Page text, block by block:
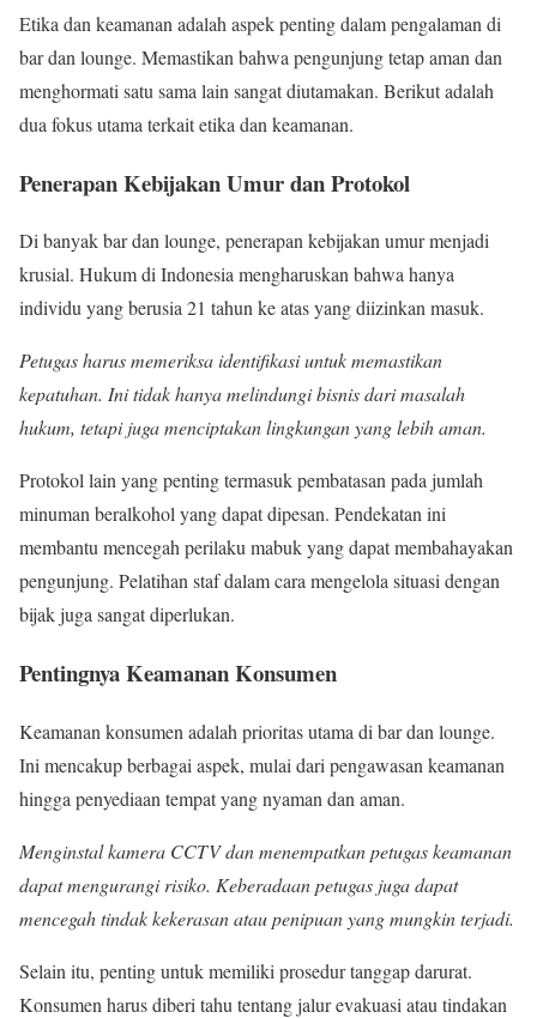
Etika dan keamanan adalah aspek penting dalam pengalaman di
bar dan lounge. Memastikan bahwa pengunjung tetap aman dan
menghormati satu sama lain sangat diutamakan. Berikut adalah
dua fokus utama terkait etika dan keamanan.
Penerapan Kebijakan Umur dan Protokol
Di banyak bar dan lounge, penerapan kebijakan umur menjadi
krusial. Hukum di Indonesia mengharuskan bahwa hanya
individu yang berusia 21 tahun ke atas yang diizinkan masuk.
Petugas harus memeriksa identifikasi untuk memastikan
kepatuhan. Ini tidak hanya melindungi bisnis dari masalah
hukum, tetapi juga menciptakan lingkungan yang lebih aman.
Protokol lain yang penting termasuk pembatasan pada jumlah
minuman beralkohol yang dapat dipesan. Pendekatan ini
membantu mencegah perilaku mabuk yang dapat membahayakan
pengunjung. Pelatihan staf dalam cara mengelola situasi dengan
bijak juga sangat diperlukan.
Pentingnya Keamanan Konsumen
Keamanan konsumen adalah prioritas utama di bar dan lounge.
Ini mencakup berbagai aspek, mulai dari pengawasan keamanan
hingga penyediaan tempat yang nyaman dan aman.
Menginstal kamera CCTV dan menempatkan petugas keamanan
dapat mengurangi risiko. Keberadaan petugas juga dapat
mencegah tindak kekerasan atau penipuan yang mungkin terjadi.
Selain itu, penting untuk memiliki prosedur tanggap darurat.
Konsumen harus diberi tahu tentang jalur evakuasi atau tindakan